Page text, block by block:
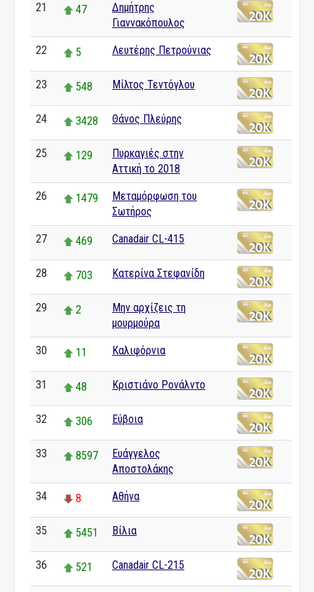
21 47
Δημήτρης
Γιαννακόπουλος
22 5 Λευτέρης Πετρούνιας
23 548 Μίλτος Τεντόγλου
24 3428 Θάνος Πλεύρης
25 129
Πυρκαγιές στην
Αττική το 2018
26 1479
Μεταμόρφωση του
Σωτήρος
27 469 Canadair CL-415
28 703 Κατερίνα Στεφανίδη
29 2
Μην αρχίζεις τη
μουρμούρα
30 11 Καλιφόρνια
31 48 Κριστιάνο Ρονάλντο
32 306 Εύβοια
33 8597
Ευάγγελος
Αποστολάκης
34 8 Αθήνα
35 5451 Βίλια
36 521 Canadair CL-215